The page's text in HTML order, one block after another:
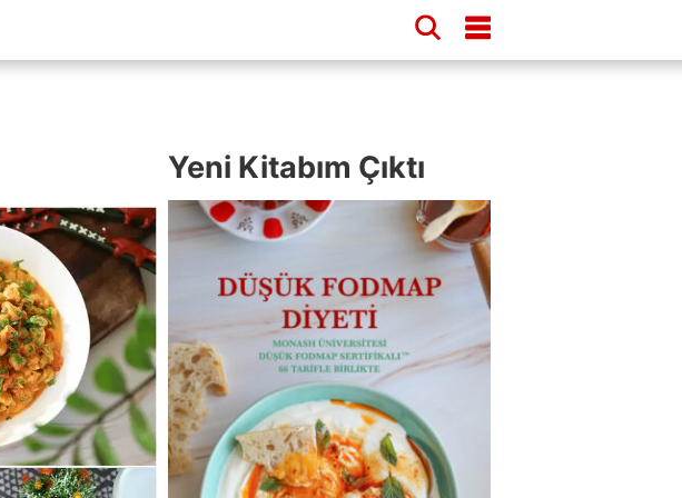
Yeni Kitabım Çıktı